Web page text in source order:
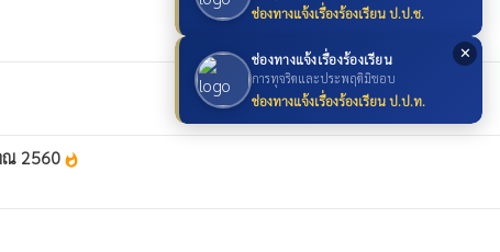
ช่องทางแจ้งเรื่องร้องเรียน ป.ป.ช.
✕
ช่องทางแจ้งเรื่องร้องเรียน
การทุจริตและประพฤติมิชอบ
ช่องทางแจ้งเรื่องร้องเรียน ป.ป.ท.
ณ 2560 whatshot